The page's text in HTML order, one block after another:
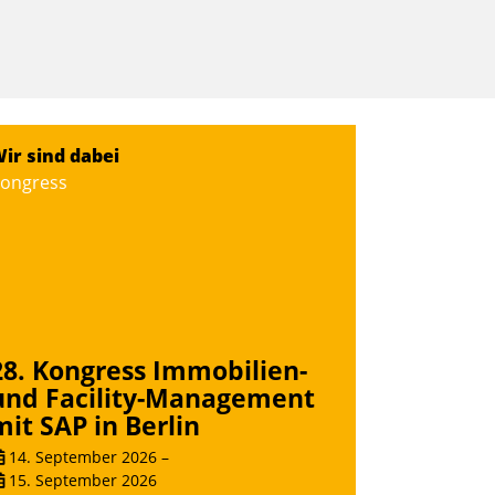
sind dabei
Kongress Immobilien-
Facility-Management
SAP in Berlin
14. September 2026 –
15. September 2026